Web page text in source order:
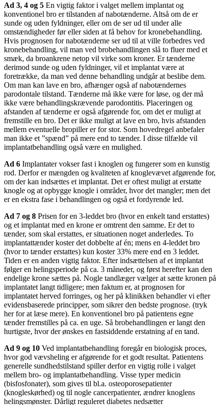
Ad 3, 4 og 5 En vigtig faktor i valget mellem implantat og
konventionel bro er tilstanden af nabotænderne. Altså om de er
sunde og uden fyldninger, eller om de ser ud til under alle
omstændigheder før eller siden at få behov for kronebehandling.
Hvis prognosen for nabotænderne ser ud til at ville forbedres ved
kronebehandling, vil man ved brobehandlingen slå to fluer med et
smæk, da broankrene netop vil virke som kroner. Er tænderne
derimod sunde og uden fyldninger, vil et implantat være at
foretrække, da man ved denne behandling undgår at beslibe dem.
Om man kan lave en bro, afhænger også af nabotændernes
parodontale tilstand. Tænderne må ikke være for løse, og der må
ikke være behandlingskrævende parodontitis. Placeringen og
afstanden af tænderne er også afgørende for, om det er muligt at
fremstille en bro. Det er ikke muligt at lave en bro, hvis afstanden
mellem eventuelle bropiller er for stor. Som hovedregel anbefaler
man ikke et ”spænd” på mere end to tænder. I disse tilfælde vil
implantatbehandling også være en mulighed.
Ad 6 Implantater vokser fast i knoglen og fungerer som en kunstig
rod. Derfor er mængden og kvaliteten af knoglevævet afgørende for,
om der kan indsættes et implantat. Det er oftest muligt at erstatte
knogle og at opbygge knogle i områder, hvor det mangler; men det
er en ekstra fase i behandlingen og også et fordyrende led.
Ad 7 og 8 Prisen for en 3-leddet bro (hvor en enkelt tand erstattes)
og et implantat med en krone er omtrent den samme. Er det to
tænder, som skal erstattes, er situationen noget anderledes. To
implantattænder koster det dobbelte af én; mens en 4-leddet bro
(hvor to tænder erstattes) kun koster 33% mere end en 3 leddet.
Tiden er en anden vigtig faktor. Efter indsættelsen af et implantat
følger en helingsperiode på ca. 3 måneder, og først herefter kan den
endelige krone sættes på. Nogle tandlæger vælger at sætte kronen på
implantatet langt tidligere; men faktum er, at prognosen for
implantatet herved forringes, og her på klinikken behandler vi efter
evidensbaserede principper, som sikrer den bedste prognose. (tryk
her for at læse mere). En konventionel bro på patientens egne
tænder fremstilles på ca. en uge. Så brobehandlingen er langt den
hurtigste, hvor der ønskes en fastsiddende erstatning af en tand.
Ad 9 og 10 Ved implantatbehandling foregår en biologisk proces,
hvor god vævsheling er afgørende for et godt resultat. Patientens
generelle sundhedstilstand spiller derfor en vigtig rolle i valget
mellem bro- og implantatbehandling. Visse typer medicin
(bisfosfonater), som gives til bl.a. osteoporosepatienter
(knogleskørhed) og til nogle cancerpatienter, ændrer knoglens
helingsmønster. Dårligt reguleret diabetes nedsætter